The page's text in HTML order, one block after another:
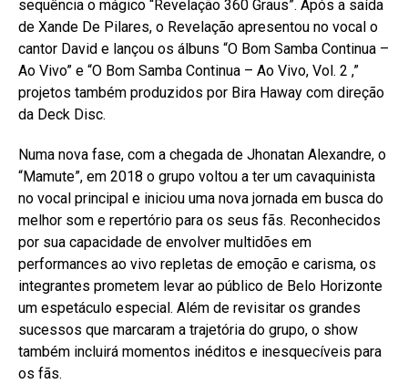
sequência o mágico “Revelação 360 Graus”. Após a saída
de Xande De Pilares, o Revelação apresentou no vocal o
cantor David e lançou os álbuns “O Bom Samba Continua –
Ao Vivo” e “O Bom Samba Continua – Ao Vivo, Vol. 2 ,”
projetos também produzidos por Bira Haway com direção
da Deck Disc.
Numa nova fase, com a chegada de Jhonatan Alexandre, o
“Mamute”, em 2018 o grupo voltou a ter um cavaquinista
no vocal principal e iniciou uma nova jornada em busca do
melhor som e repertório para os seus fãs. Reconhecidos
por sua capacidade de envolver multidões em
performances ao vivo repletas de emoção e carisma, os
integrantes prometem levar ao público de Belo Horizonte
um espetáculo especial. Além de revisitar os grandes
sucessos que marcaram a trajetória do grupo, o show
também incluirá momentos inéditos e inesquecíveis para
os fãs.